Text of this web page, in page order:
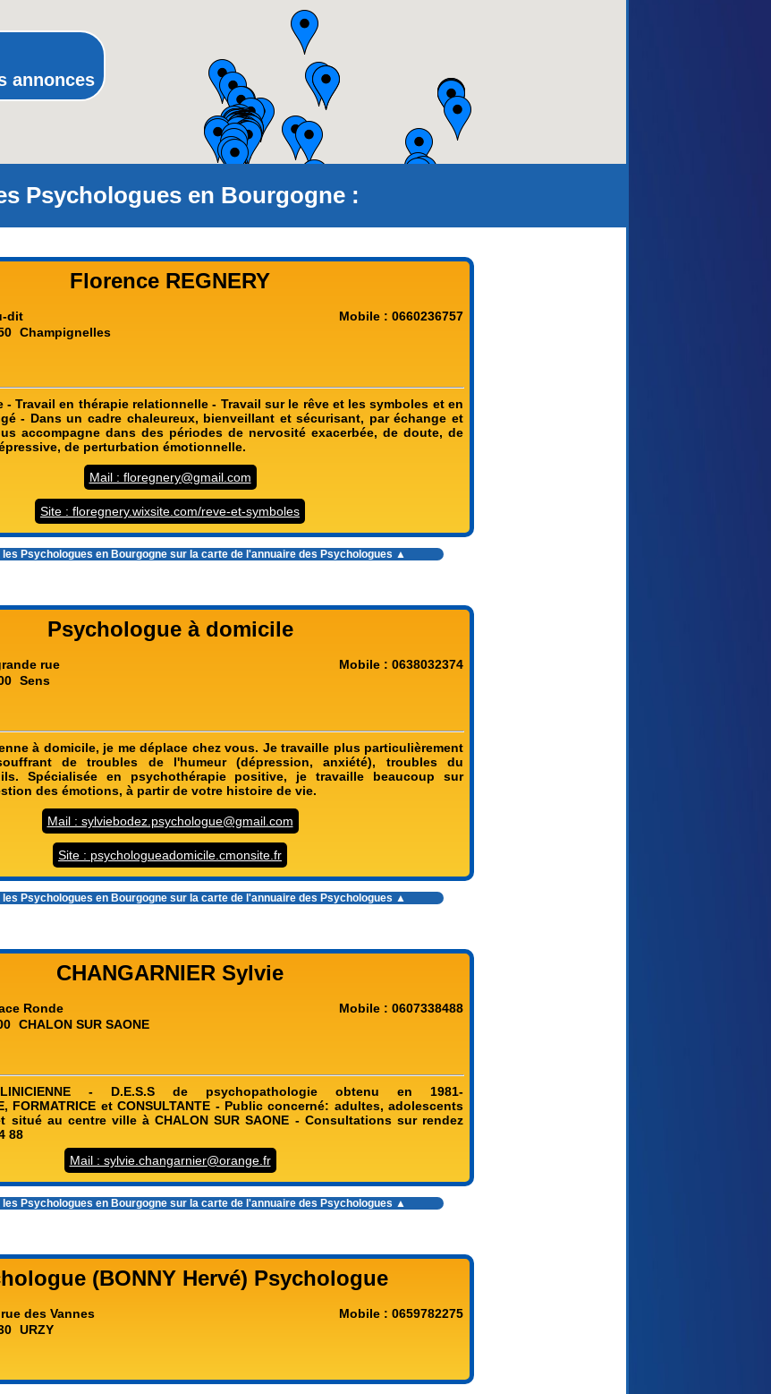
Rhône-Alpes
annonces
Psychologues en Bourgogne :
Florence REGNERY
dit
Champignelles
Mobile : 0660236757
- Travail en thérapie relationnelle - Travail sur le rêve et les symboles et en
- Dans un cadre chaleureux, bienveillant et sécurisant, par échange et
accompagne dans des périodes de nervosité exacerbée, de doute, de
de perturbation émotionnelle.
Mail : floregnery@gmail.com
Site : floregnery.wixsite.com/reve-et-symboles
les Psychologues en Bourgogne sur la carte de l'annuaire des Psychologues ▲
Psychologue à domicile
rue
Sens
Mobile : 0638032374
à domicile, je me déplace chez vous. Je travaille plus particulièrement
de troubles de l'humeur (dépression, anxiété), troubles du
Spécialisée en psychothérapie positive, je travaille beaucoup sur
des émotions, à partir de votre histoire de vie.
Mail : sylviebodez.psychologue@gmail.com
Site : psychologueadomicile.cmonsite.fr
les Psychologues en Bourgogne sur la carte de l'annuaire des Psychologues ▲
CHANGARNIER Sylvie
Ronde
CHALON SUR SAONE
Mobile : 0607338488
CLINICIENNE - D.E.S.S de psychopathologie obtenu en 1981-
FORMATRICE et CONSULTANTE - Public concerné: adultes, adolescents
situé au centre ville à CHALON SUR SAONE - Consultations sur rendez
88
Mail : sylvie.changarnier@orange.fr
les Psychologues en Bourgogne sur la carte de l'annuaire des Psychologues ▲
(BONNY Hervé) Psychologue
des Vannes
URZY
Mobile : 0659782275